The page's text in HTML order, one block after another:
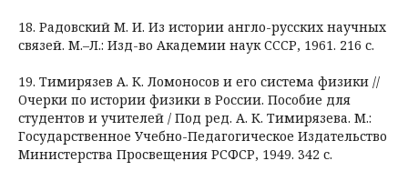
18. Радовский М. И. Из истории англо-русских научных
связей. М.–Л.: Изд-во Академии наук СССР, 1961. 216 с.
19. Тимирязев А. К. Ломоносов и его система физики //
Очерки по истории физики в России. Пособие для
студентов и учителей / Под ред. А. К. Тимирязева. М.:
Государственное Учебно-Педагогическое Издательство
Министерства Просвещения РСФСР, 1949. 342 с.